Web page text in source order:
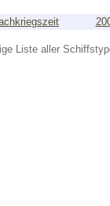
Liste aller